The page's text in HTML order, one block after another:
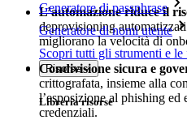
Generatore di passphrase
Generatore di nomi utente
Scopri tutti gli strumenti e le
Risorse
Libreria risorse
L’automazione riduce il
deprovisioning
migliorano la velocità di
Condivisione sicura e
crittografata, insieme alla
l’esposizione al phishing
credenziali.